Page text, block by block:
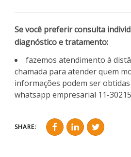
Se você preferir consulta
diagnóstico e tratamento:
fazemos atendimento à
chamada para atender quem
informações podem ser
whatsapp empresarial 11-
SHARE: